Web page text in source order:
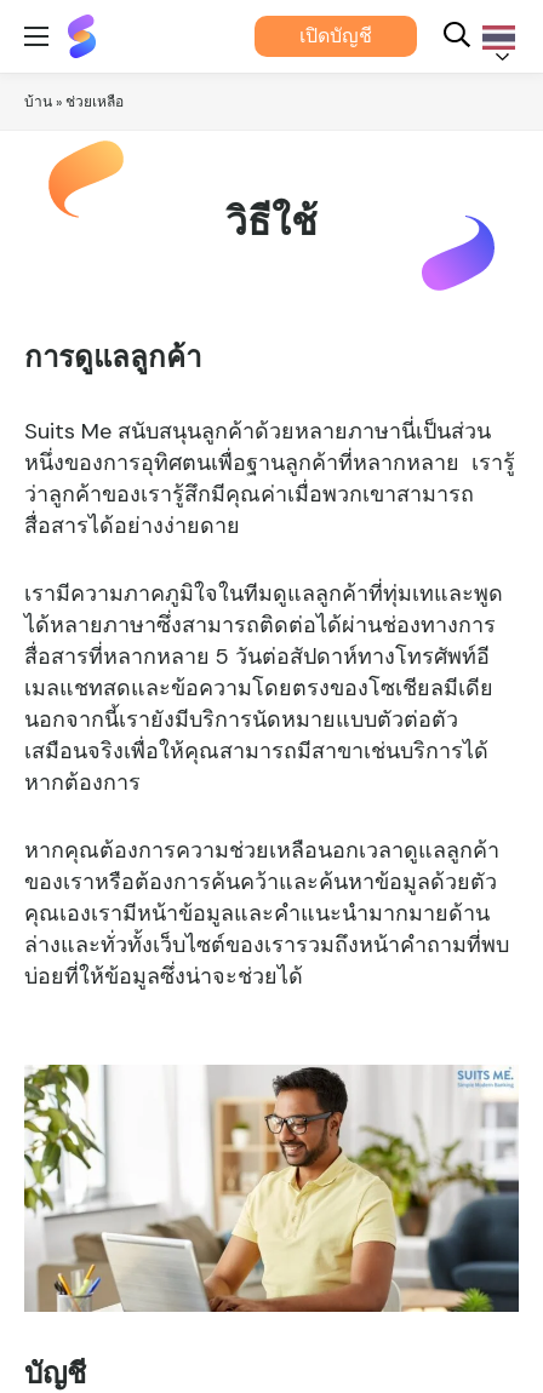
สูท
มี® เปิดบัญชี
บ้าน»ช่วยเหลือ
วิธีใช้
การดูแลลูกค้า
Suits Me สนับสนุนลูกค้าด้วยหลายภาษานี่เป็นส่วน
หนึ่งของการอุทิศตนเพื่อฐานลูกค้าที่หลากหลาย เรารู้
ว่าลูกค้าของเรารู้สึกมีคุณค่าเมื่อพวกเขาสามารถ
สื่อสารได้อย่างง่ายดาย
เรามีความภาคภูมิใจในทีมดูแลลูกค้าที่ทุ่มเทและพูด
ได้หลายภาษาซึ่งสามารถติดต่อได้ผ่านช่องทางการ
สื่อสารที่หลากหลาย 5 วันต่อสัปดาห์ทางโทรศัพท์อี
เมลแชทสดและข้อความโดยตรงของโซเชียลมีเดีย
นอกจากนี้เรายังมีบริการนัดหมายแบบตัวต่อตัว
เสมือนจริงเพื่อให้คุณสามารถมีสาขาเช่นบริการได้
หากต้องการ
หากคุณต้องการความช่วยเหลือนอกเวลาดูแลลูกค้า
ของเราหรือต้องการค้นคว้าและค้นหาข้อมูลด้วยตัว
คุณเองเรามีหน้าข้อมูลและคําแนะนํามากมายด้าน
ล่างและทั่วทั้งเว็บไซต์ของเรารวมถึงหน้าคําถามที่พบ
บ่อยที่ให้ข้อมูลซึ่งน่าจะช่วยได้
บัญชี